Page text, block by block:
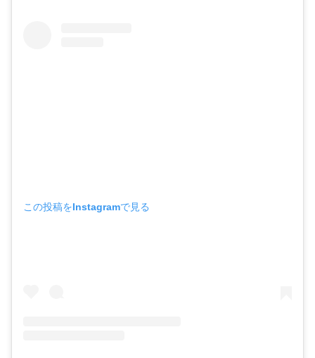
この投稿をInstagramで見る